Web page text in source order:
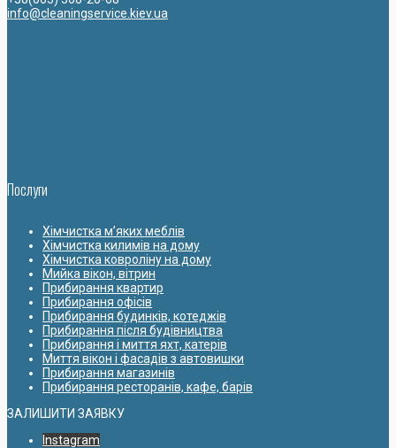
info@cleaningservice.kiev.ua
Послуги
Хімчистка м’яких меблів
Хімчистка килимів на дому
Хімчистка ковроліну на дому
Мийка вікон, вітрин
Прибирання квартир
Прибирання офісів
Прибирання будинків, котеджів
Прибирання після будівництва
Прибирання і миття яхт, катерів
Миття вікон і фасадів з автовишки
Прибирання магазинів
Прибирання ресторанів, кафе, барів
ЗАЛИШИТИ ЗАЯВКУ
Instagram